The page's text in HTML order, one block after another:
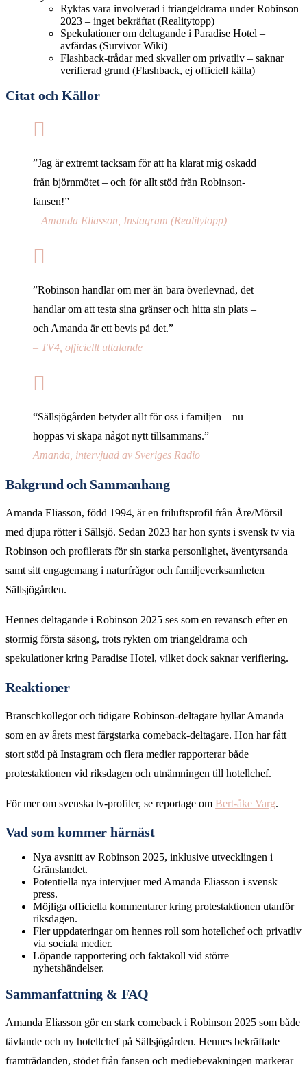
Ryktas vara involverad i triangeldrama under Robinson
2023 – inget bekräftat (Realitytopp)
Spekulationer om deltagande i Paradise Hotel –
avfärdas (Survivor Wiki)
Flashback-trådar med skvaller om privatliv – saknar
verifierad grund (Flashback, ej officiell källa)
Citat och Källor
”Jag är extremt tacksam för att ha klarat mig oskadd
från björnmötet – och för allt stöd från Robinson-
fansen!”
– Amanda Eliasson, Instagram (Realitytopp)
”Robinson handlar om mer än bara överlevnad, det
handlar om att testa sina gränser och hitta sin plats –
och Amanda är ett bevis på det.”
– TV4, officiellt uttalande
“Sällsjögården betyder allt för oss i familjen – nu
hoppas vi skapa något nytt tillsammans.”
Amanda, intervjuad av Sveriges Radio
Bakgrund och Sammanhang
Amanda Eliasson, född 1994, är en friluftsprofil från Åre/Mörsil
med djupa rötter i Sällsjö. Sedan 2023 har hon synts i svensk tv via
Robinson och profilerats för sin starka personlighet, äventyrsanda
samt sitt engagemang i naturfrågor och familjeverksamheten
Sällsjögården.
Hennes deltagande i Robinson 2025 ses som en revansch efter en
stormig första säsong, trots rykten om triangeldrama och
spekulationer kring Paradise Hotel, vilket dock saknar verifiering.
Reaktioner
Branschkollegor och tidigare Robinson-deltagare hyllar Amanda
som en av årets mest färgstarka comeback-deltagare. Hon har fått
stort stöd på Instagram och flera medier rapporterar både
protestaktionen vid riksdagen och utnämningen till hotellchef.
För mer om svenska tv-profiler, se reportage om Bert-åke Varg.
Vad som kommer härnäst
Nya avsnitt av Robinson 2025, inklusive utvecklingen i
Gränslandet.
Potentiella nya intervjuer med Amanda Eliasson i svensk
press.
Möjliga officiella kommentarer kring protestaktionen utanför
riksdagen.
Fler uppdateringar om hennes roll som hotellchef och privatliv
via sociala medier.
Löpande rapportering och faktakoll vid större
nyhetshändelser.
Sammanfattning & FAQ
Amanda Eliasson gör en stark comeback i Robinson 2025 som både
tävlande och ny hotellchef på Sällsjögården. Hennes bekräftade
framträdanden, stödet från fansen och mediebevakningen markerar